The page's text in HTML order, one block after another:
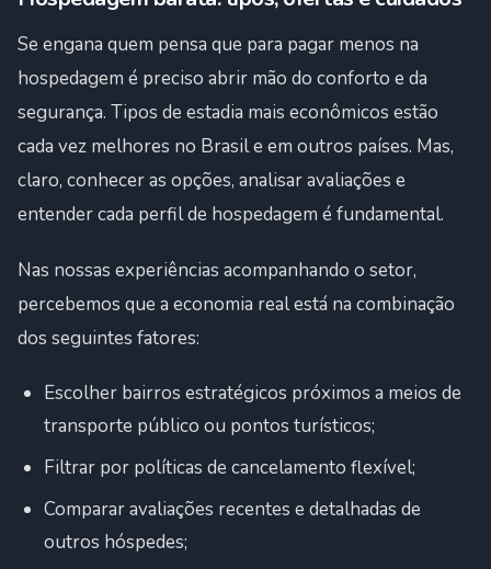
Se engana quem pensa que para pagar menos na
hospedagem é preciso abrir mão do conforto e da
segurança. Tipos de estadia mais econômicos estão
cada vez melhores no Brasil e em outros países. Mas,
claro, conhecer as opções, analisar avaliações e
entender cada perfil de hospedagem é fundamental.
Nas nossas experiências acompanhando o setor,
percebemos que a economia real está na combinação
dos seguintes fatores:
Escolher bairros estratégicos próximos a meios de
transporte público ou pontos turísticos;
Filtrar por políticas de cancelamento flexível;
Comparar avaliações recentes e detalhadas de
outros hóspedes;